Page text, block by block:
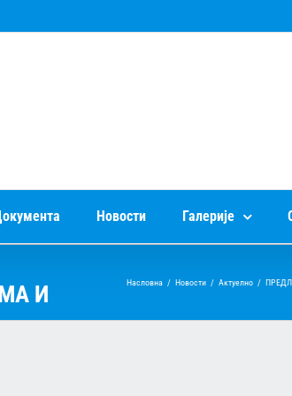
Новости Галерије
И
Насловна / Новости / Актуелно /